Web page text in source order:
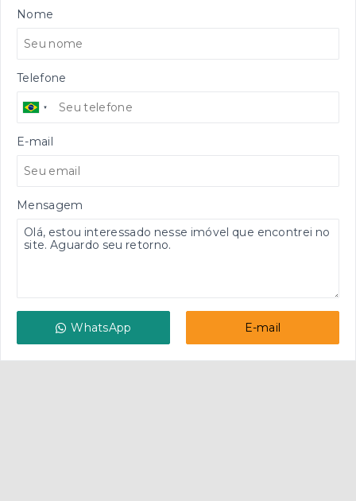
Nome
Telefone
E-mail
Mensagem
WhatsApp E-mail